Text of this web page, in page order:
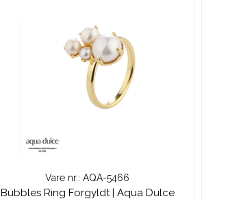
Vare nr.: AQA-5466
Bubbles Ring Forgyldt | Aqua Dulce